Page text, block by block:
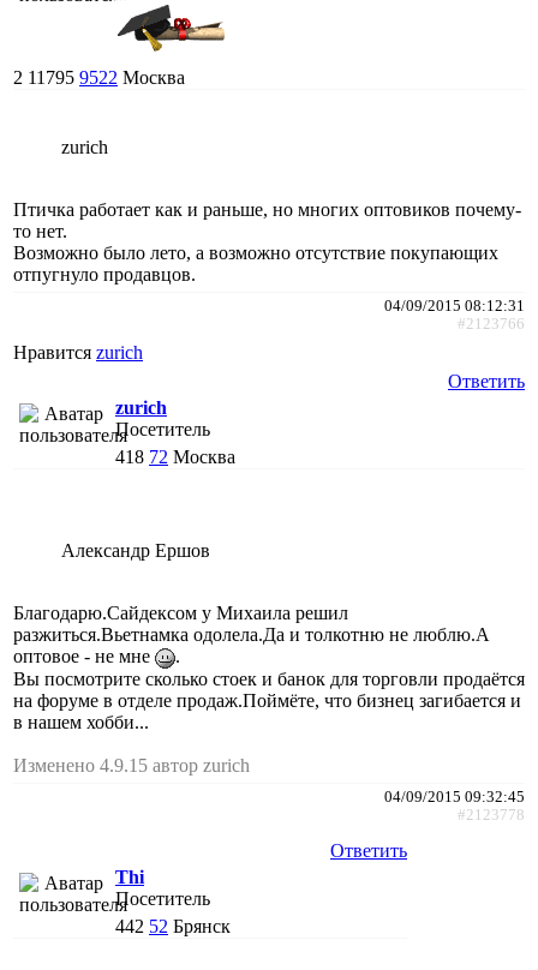
2 11795 9522 Москва
zurich
Птичка работает как и раньше, но многих оптовиков почему-
то нет.
Возможно было лето, а возможно отсутствие покупающих
отпугнуло продавцов.
04/09/2015 08:12:31
#2123766
Нравится zurich
Ответить
zurich
Посетитель
418 72 Москва
Александр Ершов
Благодарю.Сайдексом у Михаила решил
разжиться.Вьетнамка одолела.Да и толкотню не люблю.А
оптовое - не мне
.
Вы посмотрите сколько стоек и банок для торговли продаётся
на форуме в отделе продаж.Поймёте, что бизнец загибается и
в нашем хобби...
Изменено 4.9.15 автор zurich
04/09/2015 09:32:45
#2123778
Ответить
Thi
Посетитель
442 52 Брянск